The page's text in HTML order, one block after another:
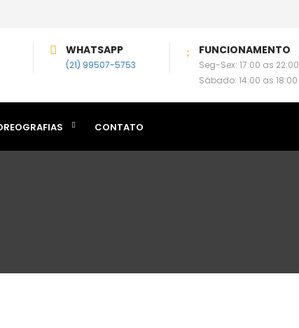
WHATSAPP
(21) 99507-5753
FUNCIONAMENTO
Seg-Sex: 17:00 as 22:00
Sábado: 14:00 as 18:00
CONTATO